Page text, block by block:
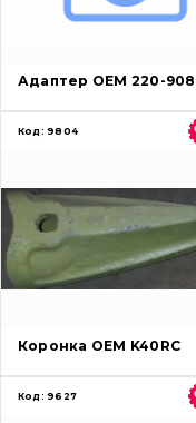
Адаптер OEM 220-
Код: 9804
Коронка OEM K40RC
Код: 9627